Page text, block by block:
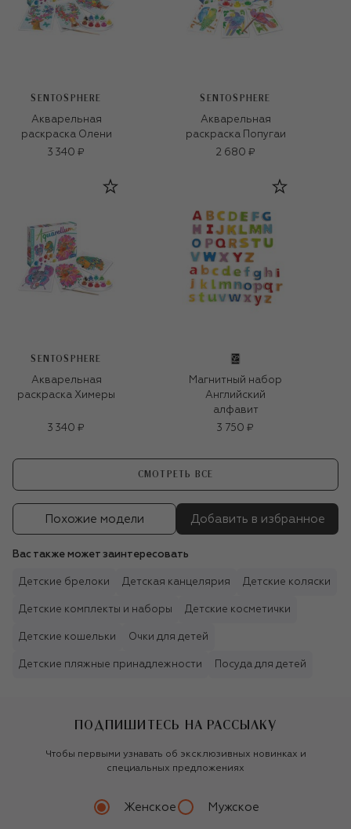
SENTOSPHERE
Акварельная
раскраска Олени
3 340 ₽
SENTOSPHERE
Акварельная
раскраска Попугаи
2 680 ₽
SENTOSPHERE
Акварельная
раскраска Химеры
3 340 ₽
Магнитный набор
Английский
алфавит
3 750 ₽
СМОТРЕТЬ ВСЕ
Похожие модели Добавить в избранное
Вас также может заинтересовать
Детские брелоки Детская канцелярия Детские коляски
Детские комплекты и наборы Детские косметички
Детские кошельки Очки для детей
Детские пляжные принадлежности Посуда для детей
ПОДПИШИТЕСЬ НА РАССЫЛКУ
Чтобы первыми узнавать об эксклюзивных новинках и
специальных предложениях
Женское Мужское